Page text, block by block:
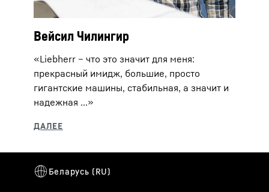
Вейсил Чилингир
«Liebherr – что это значит для меня:
прекрасный имидж, большие, просто
гигантские машины, стабильная, а значит и
надежная ...»